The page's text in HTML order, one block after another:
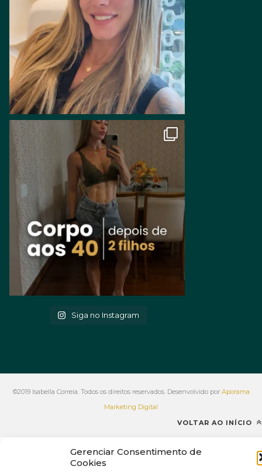
Gerenciar Consentimento de
Cookies
Siga no Instagram
©2019 Isabella Correia. Todos os direitos reservados. Desenvolvido por Aporama
Marketing Digital
VOLTAR AO INÍCIO